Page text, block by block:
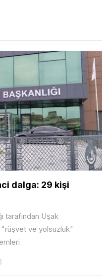
dalga: 29 kişi
tarafından Uşak
ve yolsuzluk"